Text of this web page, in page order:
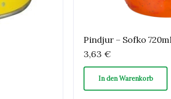
Pindjur – Sofko
3,63€
In den Warenkorb